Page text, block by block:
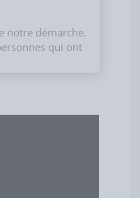
notre démarche.
qui ont